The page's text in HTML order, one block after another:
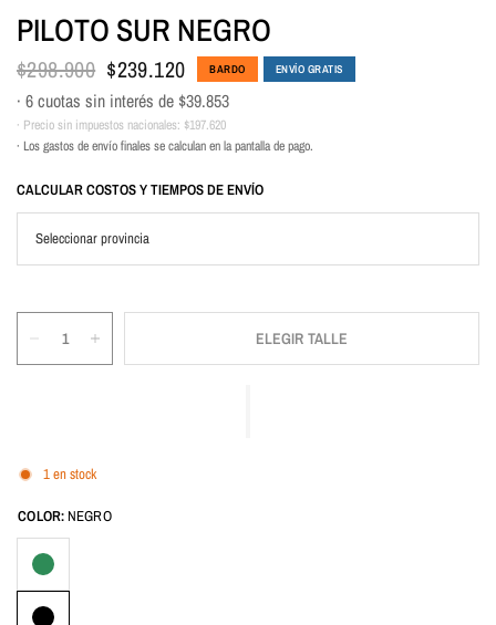
PILOTO SUR NEGRO
$298.900 $239.120 BARDO ENVÍO GRATIS
· 6 cuotas sin interés de $39.853
· Precio sin impuestos nacionales: $197.620
· Los gastos de envío finales se calculan en la pantalla de pago.
CALCULAR COSTOS Y TIEMPOS DE ENVÍO
ELEGIR TALLE
1 en stock
COLOR:NEGRO